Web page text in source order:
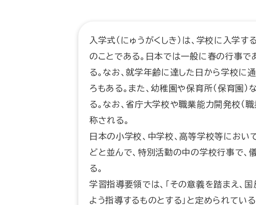
入学式（にゅうがくしき）は、学校に入学
のことである。日本では一般に春の行事で
る。なお、就学年齢に達した日から学校に
ろもある。また、幼稚園や保育所（保育園
る。なお、省庁大学校や職業能力開発校（
称される。
日本の小学校、中学校、高等学校等におい
どと並んで、特別活動の中の学校行事で
る。
学習指導要領では、「その意義を踏まえ、
よう指導するものとする」と定められてい